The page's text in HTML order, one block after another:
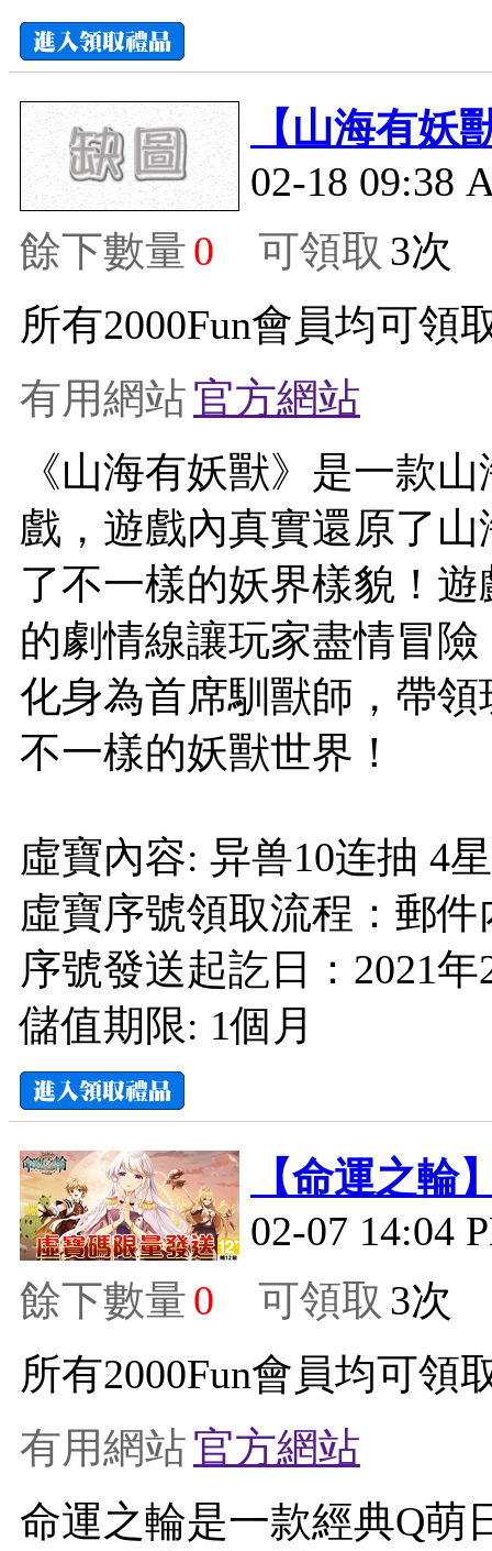
【山海有妖
02-18 09:38
餘下數量0 可領取 3
所有2000Fun會員均可領
有用網站官方網站
《山海有妖獸》是一款
戲，遊戲內真實還原了
了不一樣的妖界樣貌！
的劇情線讓玩家盡情冒
化身為首席馴獸師，帶
不一樣的妖獸世界！
虛寶內容: 异兽10连抽 4
虛寶序號領取流程：郵件
序號發送起訖日：2021年
儲值期限: 1個月
【命運之輪
02-07 14:04
餘下數量0 可領取 3
所有2000Fun會員均可領
有用網站官方網站
命運之輪是一款經典Q萌